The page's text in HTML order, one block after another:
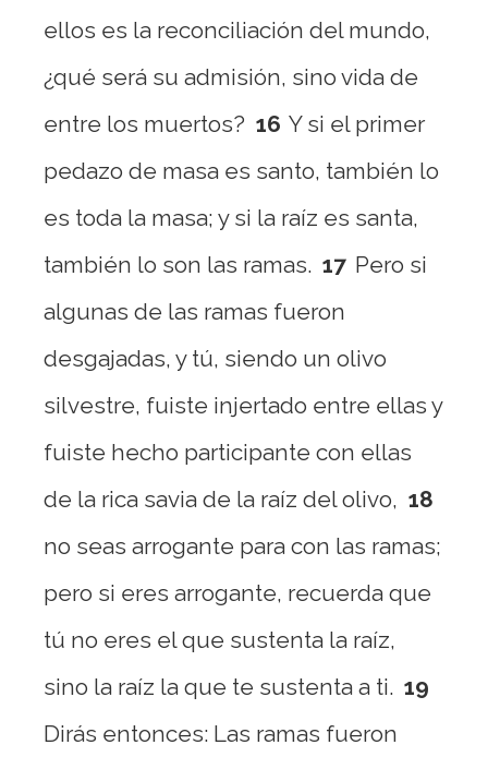
ellos es la reconciliación del mundo,
¿qué será su admisión, sino vida de
entre los muertos? 16 Y si el primer
pedazo de masa es santo, también lo
es toda la masa; y si la raíz es santa,
también lo son las ramas. 17 Pero si
algunas de las ramas fueron
desgajadas, y tú, siendo un olivo
silvestre, fuiste injertado entre ellas y
fuiste hecho participante con ellas
de la rica savia de la raíz del olivo, 18
no seas arrogante para con las ramas;
pero si eres arrogante, recuerda que
tú no eres el que sustenta la raíz,
sino la raíz la que te sustenta a ti. 19
Dirás entonces: Las ramas fueron